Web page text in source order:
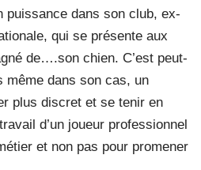
puissance dans son club, ex-
qui se présente aux
de….son chien. C’est peut-
même dans son cas, un
plus discret et se tenir en
d’un joueur professionnel
et non pas pour promener